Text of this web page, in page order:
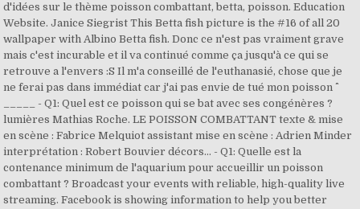
d'idées sur le thème poisson combattant, betta, poisson. Education
Website. Janice Siegrist This Betta fish picture is the #16 of all 20
wallpaper with Albino Betta fish. Donc ce n'est pas vraiment grave
mais c'est incurable et il va continué comme ça jusqu'à ce qui se
retrouve a l'envers :S Il m'a conseillé de l'euthanasié, chose que je
ne ferai pas dans immédiat car j'ai pas envie de tué mon poisson ^^
_____ - Q1: Quel est ce poisson qui se bat avec ses congénères ?
lumières Mathias Roche. LE POISSON COMBATTANT texte & mise
en scène : Fabrice Melquiot assistant mise en scène : Adrien Minder
interprétation : Robert Bouvier décors… - Q1: Quelle est la
contenance minimum de l'aquarium pour accueillir un poisson
combattant ? Broadcast your events with reliable, high-quality live
streaming. Facebook is showing information to help you better